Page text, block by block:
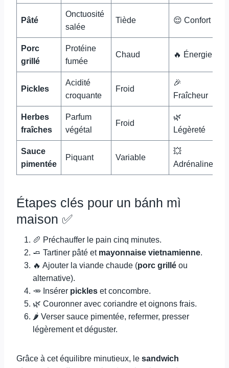
Pâté
Onctuosité
salée
Tiède 😌 Confort
Porc
grillé
Protéine
fumée
Chaud 🔥 Énergie
Pickles
Acidité
croquante
Froid
🎉
Fraîcheur
Herbes
fraîches
Parfum
végétal
Froid
🌿
Légèreté
Sauce
pimentée
Piquant Variable
💥
Adrénaline
Étapes clés pour un bánh mì
maison ✅
🥖 Préchauffer le pain cinq minutes.
🧈 Tartiner pâté et mayonnaise vietnamienne.
🔥 Ajouter la viande chaude (porc grillé ou
alternative).
🥕 Insérer pickles et concombre.
🌿 Couronner avec coriandre et oignons frais.
🌶️ Verser sauce pimentée, refermer, presser
légèrement et déguster.
Grâce à cet équilibre minutieux, le sandwich